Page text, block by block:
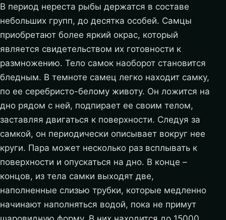
В период нереста рыбы держатся в составе
небольших групп, до десятка особей. Самцы
приобретают более яркий окрас, который
является свидетельством их готовности к
размножению. Тело самок наоборот становится
бледным. В темноте самец легко находит самку,
по ее серебристо-белому животу. Он ложится на
дно рядом с ней, подпирает ее своим телом,
заставляя двигаться к поверхности. Следуя за
самкой, он периодически описывает вокруг нее
круги. Пара может несколько раз всплывать к
поверхности и опускаться на дно. В конце –
концов, из тела самки выходят две,
наполненные слизью трубки, которые медленно
начинают наполняться водой, пока не примут